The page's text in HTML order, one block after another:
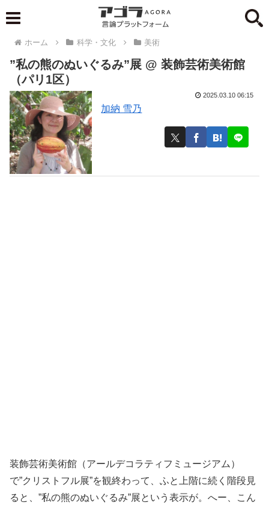
ホーム 科学・文化 美術
”私の熊のぬいぐるみ”展 @ 装飾芸術美術館
（パリ1区）
加納 雪乃
2025.03.10 06:15
装飾芸術美術館（アールデコラティフミュージアム）
で”クリストフル展”を観終わって、ふと上階に続く階段見
ると、”私の熊のぬいぐるみ”展という表示が。へー、こん